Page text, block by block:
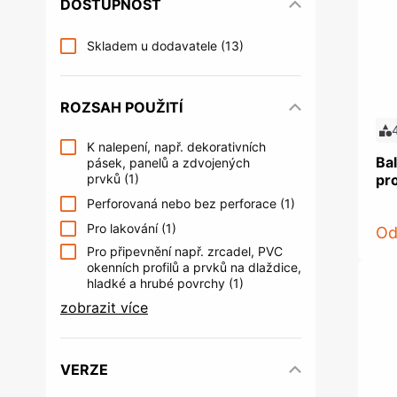
Věšáky na šaty a věšáky do šatních
Postelová kování
Multimediální archiv
Trezory a
Spojovací kování a podpěrky
polic
Spojovací kování
Podpěrky polic a konzole
Kování
Akustická
do kuchyně
Řízení kontroly vstupu
DOSTUPNOST
Skladem u dodavatele (13)
ROZSAH POUŽITÍ
K nalepení, např. dekorativních
pásek, panelů a zdvojených
prvků (1)
Perforovaná nebo bez perforace (1)
Pro lakování(1)
Pro připevnění např. zrcadel, PVC
okenních profilů a prvků na dlaždice,
hladké a hrubé povrchy (1)
zobrazit více
VERZE
Od